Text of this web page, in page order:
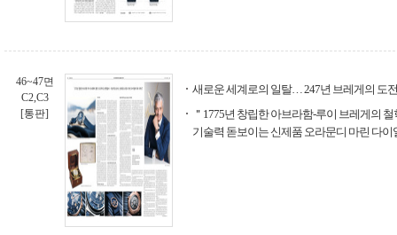
46~47면
C2,C3
[통판]
새로운 세계로의 일탈… 247년 브레게의 도
＂1775년 창립한 아브라함-루이 브레게의
기술력 돋보이는 신제품 오라문디 마린 다이